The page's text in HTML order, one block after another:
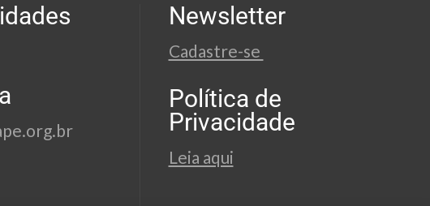
Newsletter
Cadastre-se
Política de
Privacidade
Leia aqui